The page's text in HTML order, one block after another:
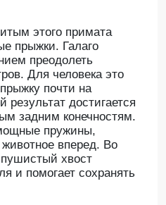
этого примата
прыжки. Галаго
преодолеть
Для человека это
почти на
результат достигается
задним конечностям.
пружины,
вперед. Во
хвост
и помогает сохранять